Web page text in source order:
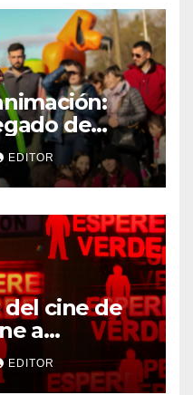
de
EDITOR
cine de
a
EDITOR